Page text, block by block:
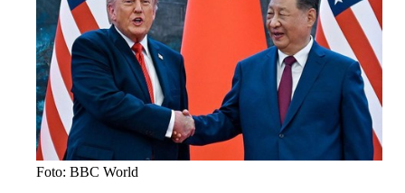
Foto: BBC World